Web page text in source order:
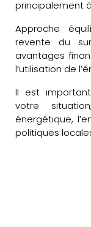
principalement
Approche
revente du
avantages
l’utilisation de
Il est
votre
énergétique,
politiques